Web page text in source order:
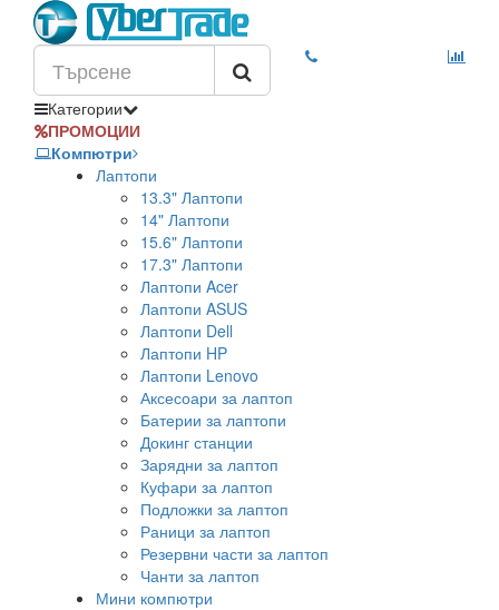
Категории
ПРОМОЦИИ
Компютри
Лаптопи
13.3" Лаптопи
14" Лаптопи
15.6" Лаптопи
17.3" Лаптопи
Лаптопи Acer
Лаптопи ASUS
Лаптопи Dell
Лаптопи HP
Лаптопи Lenovo
Аксесоари за лаптоп
Батерии за лаптопи
Докинг станции
Зарядни за лаптоп
Куфари за лаптоп
Подложки за лаптоп
Раници за лаптоп
Резервни части за лаптоп
Чанти за лаптоп
Мини компютри